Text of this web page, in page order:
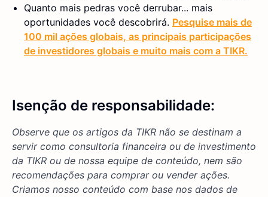
Quanto mais pedras você derrubar... mais
oportunidades você descobrirá. Pesquise mais de
100 mil ações globais, as principais participações
de investidores globais e muito mais com a TIKR.
Isenção de responsabilidade:
Observe que os artigos da TIKR não se destinam a
servir como consultoria financeira ou de investimento
da TIKR ou de nossa equipe de conteúdo, nem são
recomendações para comprar ou vender ações.
Criamos nosso conteúdo com base nos dados de